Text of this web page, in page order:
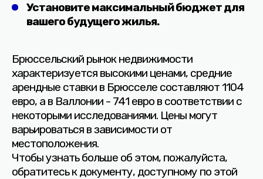
Установите максимальный бюджет для
вашего будущего жилья.
Брюссельский рынок недвижимости
характеризуется высокими ценами, средние
арендные ставки в Брюсселе составляют 1104
евро, а в Валлонии - 741 евро в соответствии с
некоторыми исследованиями. Цены могут
варьироваться в зависимости от
местоположения.
Чтобы узнать больше об этом, пожалуйста,
обратитесь к документу, доступному по этой